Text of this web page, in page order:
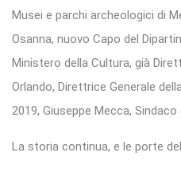
Musei e parchi archeologici di
Osanna, nuovo Capo del
Ministero della Cultura, già
Orlando, Direttrice Generale
2019, Giuseppe Mecca, Sindaco
La storia continua, e le porte